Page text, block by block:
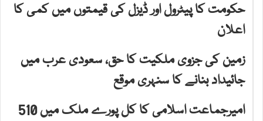
حکومت کا پیٹرول اور ڈیزل کی قیمتوں میں کمی کا
اعلان
زمین کی جزوی ملکیت کا حق، سعودی عرب میں
جائیداد بنانے کا سنہری موقع
امیرجماعت اسلامی کا کل پورے ملک میں 510